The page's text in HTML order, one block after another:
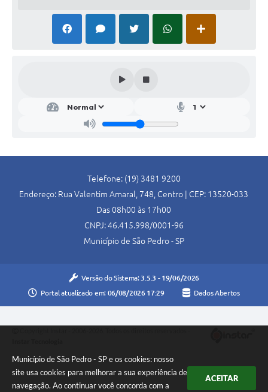
Município de São Pedro - SP e os cookies: nosso
site usa cookies para melhorar a sua experiência de
navegação. Ao continuar você concorda com a
ACEITAR
Telefone: (19) 3481 9200
Endereço: Rua Valentim Amaral, 748, Centro | CEP: 13520-033
Das 08h00 às 17h00
CNPJ: 46.415.998/0001-96
Município de São Pedro - SP
Versão do Sistema: 3.5.3 - 19/06/2026
Portal atualizado em: 06/08/2026 17:29 Dados Abertos